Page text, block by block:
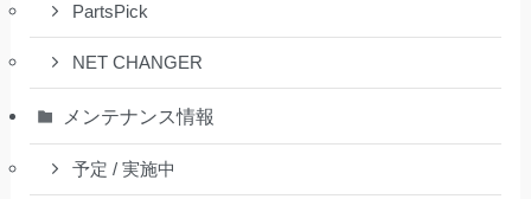
PartsPick
NET CHANGER
メンテナンス情報
予定 / 実施中